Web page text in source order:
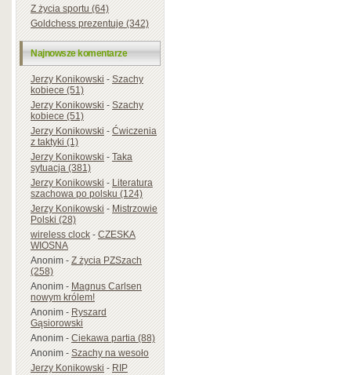
Z życia sportu (64)
Goldchess prezentuje (342)
Najnowsze komentarze
Jerzy Konikowski-Szachy
kobiece (51)
Jerzy Konikowski-Szachy
kobiece (51)
Jerzy Konikowski-Ćwiczenia
z taktyki (1)
Jerzy Konikowski-Taka
sytuacja (381)
Jerzy Konikowski-Literatura
szachowa po polsku (124)
Jerzy Konikowski-Mistrzowie
Polski (28)
wireless clock-CZESKA
WIOSNA
Anonim-Z życia PZSzach
(258)
Anonim-Magnus Carlsen
nowym królem!
Anonim-Ryszard
Gąsiorowski
Anonim-Ciekawa partia (88)
Anonim-Szachy na wesoło
Jerzy Konikowski-RIP